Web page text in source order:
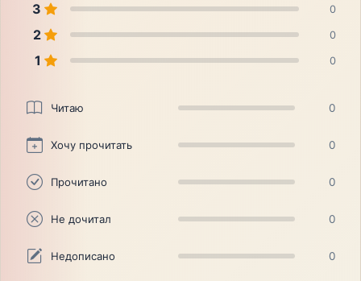
3 0
2 0
1 0
Читаю 0
Хочу прочитать 0
Прочитано 0
Не дочитал 0
Недописано 0